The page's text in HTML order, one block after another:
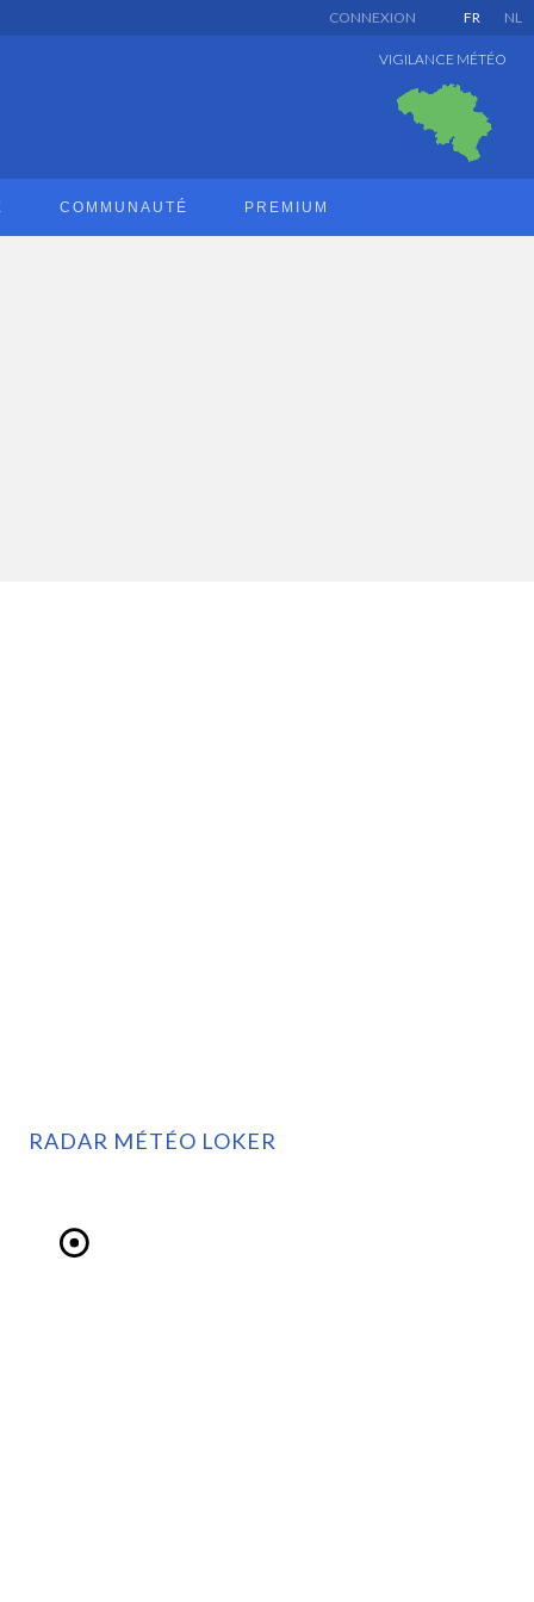
FR NL
CONNEXION
VIGILANCE MÉTÉO
COMMUNAUTÉ PREMIUM
RADAR MÉTÉO LOKER